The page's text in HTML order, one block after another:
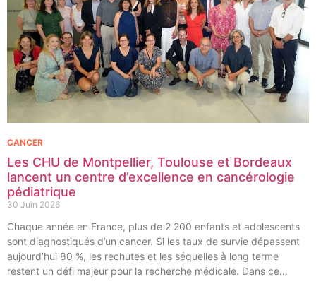
Les CHU de Montpellier, Toulouse et Bordeaux
lancent un centre d’excellence en cancérologie
pédiatrique
30 Juin 2026
CANCER
Chaque année en France, plus de 2 200 enfants et adolescents
sont diagnostiqués d’un cancer. Si les taux de survie dépassent
aujourd’hui 80 %, les rechutes et les séquelles à long terme
restent un défi majeur pour la recherche médicale. Dans ce